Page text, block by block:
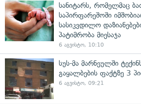
სანიტარს, რომელმაც
საპირფარეშოში
სასიკვდილო
პატიმრობა მიესაჯა
6 აგვისტო, 10:10
სუს-მა მარნეულში
გაყალბების ფაქტზე 3
6 აგვისტო, 09:21